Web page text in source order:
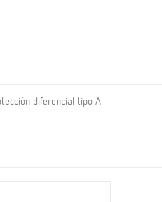
diferencial tipo A